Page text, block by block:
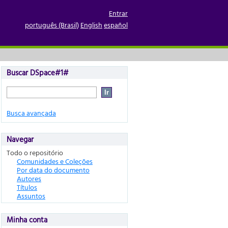
Entrar
português (Brasil)Englishespañol
Buscar DSpace#1#
Busca avançada
Navegar
Todo o repositório
Comunidades e Coleções
Por data do documento
Autores
Títulos
Assuntos
Minha conta